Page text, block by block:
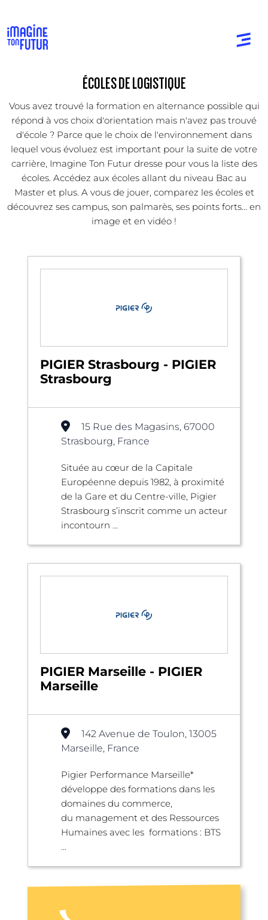
ÉCOLES DE LOGISTIQUE
Vous avez trouvé la formation en alternance possible qui
répond à vos choix d'orientation mais n'avez pas trouvé
d'école ? Parce que le choix de l'environnement dans
lequel vous évoluez est important pour la suite de votre
carrière, Imagine Ton Futur dresse pour vous la liste des
écoles. Accédez aux écoles allant du niveau Bac au
Master et plus. A vous de jouer, comparez les écoles et
découvrez ses campus, son palmarès, ses points forts... en
image et en vidéo !
PIGIER Strasbourg - PIGIER
Strasbourg
15 Rue des Magasins, 67000
Strasbourg, France
Située au cœur de la Capitale
Européenne depuis 1982, à proximité
de la Gare et du Centre-ville, Pigier
Strasbourg s’inscrit comme un acteur
incontourn ...
PIGIER Marseille - PIGIER
Marseille
142 Avenue de Toulon, 13005
Marseille, France
Pigier Performance Marseille*
développe des formations dans les
domaines du commerce,
du management et des Ressources
Humaines avec les formations : BTS
...